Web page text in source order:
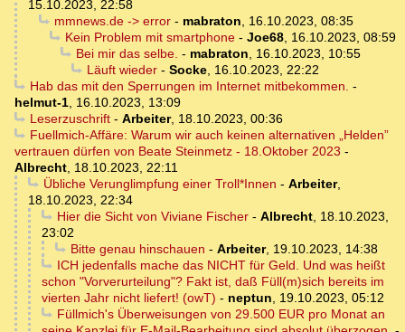
15.10.2023, 22:58
mmnews.de -> error- mabraton, 16.10.2023, 08:35
Kein Problem mit smartphone- Joe68, 16.10.2023, 08:59
Bei mir das selbe. - mabraton, 16.10.2023, 10:55
Läuft wieder- Socke, 16.10.2023, 22:22
Hab das mit den Sperrungen im Internet mitbekommen. -
helmut-1, 16.10.2023, 13:09
Leserzuschrift- Arbeiter, 18.10.2023, 00:36
Fuellmich-Affäre: Warum wir auch keinen alternativen „Helden”
vertrauen dürfen von Beate Steinmetz - 18.Oktober 2023 -
Albrecht, 18.10.2023, 22:11
Übliche Verunglimpfung einer Troll*Innen - Arbeiter,
18.10.2023, 22:34
Hier die Sicht von Viviane Fischer- Albrecht, 18.10.2023,
23:02
Bitte genau hinschauen - Arbeiter, 19.10.2023, 14:38
ICH jedenfalls mache das NICHT für Geld. Und was heißt
schon "Vorverurteilung"? Fakt ist, daß Füll(m)sich bereits im
vierten Jahr nicht liefert! (owT) - neptun, 19.10.2023, 05:12
Füllmich's Überweisungen von 29.500 EUR pro Monat an